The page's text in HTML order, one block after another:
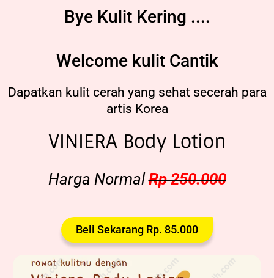
Bye Kulit Kering ....
Welcome kulit Cantik
Dapatkan kulit cerah yang sehat secerah para
artis Korea
VINIERA Body Lotion
Harga NormalRp 250.000
Beli Sekarang Rp. 85.000